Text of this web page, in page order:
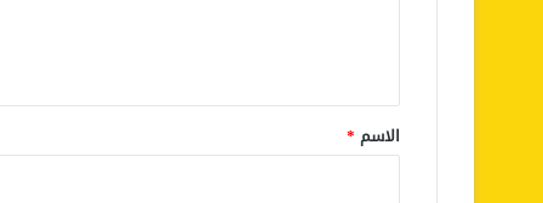
*
الاسم *